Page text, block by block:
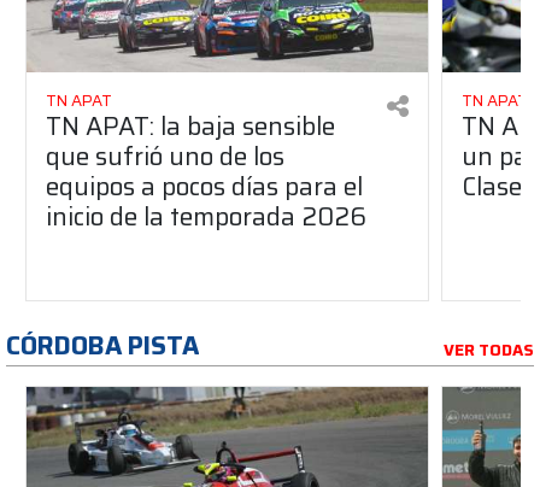
TN APAT
TN APAT: la baja sensible
que sufrió uno de los
equipos a pocos días para el
inicio de la temporada 2026
TN APAT
TN
un
Clase
CÓRDOBA PISTA VER TODAS